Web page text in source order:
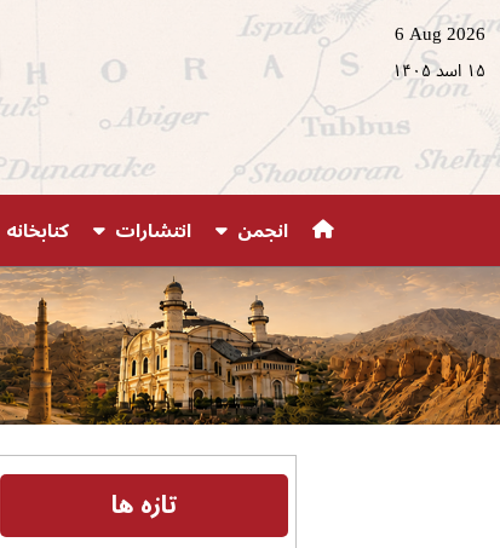
6 Aug 2026
۱۵ اسد ۱۴۰۵
کتابخانه انتشارات انجمن
تازه ها